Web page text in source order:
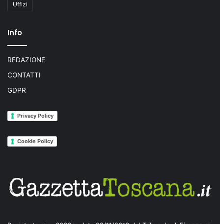
Uffizi
Info
REDAZIONE
CONTATTI
GDPR
Privacy Policy
Cookie Policy